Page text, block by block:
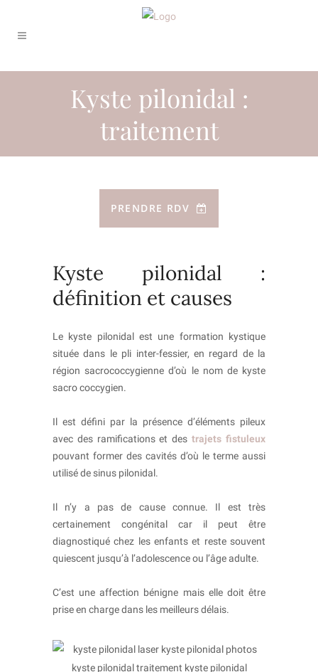
Kyste pilonidal :
traitement
PRENDRE RDV
Kyste pilonidal :
définition et causes
Le kyste pilonidal est une formation kystique
située dans le pli inter-fessier, en regard de la
région sacrococcygienne d’où le nom de kyste
sacro coccygien.
Il est défini par la présence d’éléments pileux
avec des ramifications et destrajets fistuleux
pouvant former des cavités d’où le terme aussi
utilisé de sinus pilonidal.
Il n’y a pas de cause connue. Il est très
certainement congénital car il peut être
diagnostiqué chez les enfants et reste souvent
quiescent jusqu’à l’adolescence ou l’âge adulte.
C’est une affection bénigne mais elle doit être
prise en charge dans les meilleurs délais.